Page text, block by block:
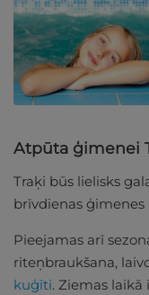
Atpūta ģimenei
Traķi būs lielisks
brīvdienas ģimenes
Pieejamas arī
riteņbraukšana,
kuģīti. Ziemas